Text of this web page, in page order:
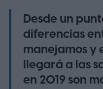
Desde un
diferencias
manejamos y
llegará a las
en 2019 son